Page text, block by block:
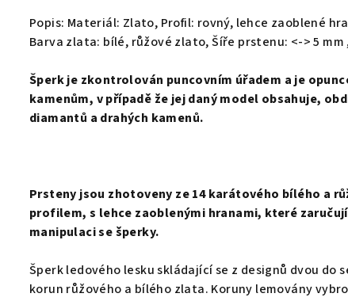
Popis: Materiál: Zlato, Profil: rovný, lehce zaoblené
Barva zlata: bílé, růžové zlato, Šíře prstenu: <-> 5 mm
Šperk je zkontrolován puncovním úřadem a je
kamenům, v případě že jej daný model obsahuje,
diamantů a drahých kamenů.
Prsteny jsou zhotoveny ze 14 karátového bílého a
profilem, s lehce zaoblenými hranami, které
manipulaci se šperky.
Šperk ledového lesku skládající se z designů dvou do
korun růžového a bílého zlata. Koruny lemovány